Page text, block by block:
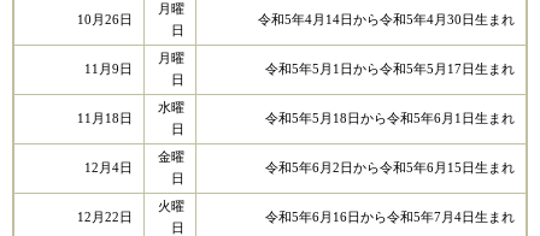
10月26日
月曜
日
令和5年4月14日から令和5年4月30日生まれ
11月9日
月曜
日
令和5年5月1日から令和5年5月17日生まれ
11月18日
水曜
日
令和5年5月18日から令和5年6月1日生まれ
12月4日
金曜
日
令和5年6月2日から令和5年6月15日生まれ
12月22日
火曜
日
令和5年6月16日から令和5年7月4日生まれ